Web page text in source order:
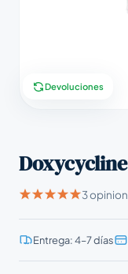
Devoluciones
Doxycycline
3
Entrega: 4–7 días